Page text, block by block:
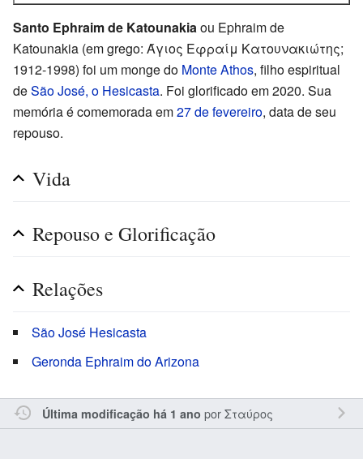
Santo Ephraim de Katounakiaou Ephraim de
Katounakia (em grego: Άγιος Εφραίμ Κατουνακιώτης;
1912-1998) foi um monge do Monte Athos, filho espiritual
deSão José, o Hesicasta. Foi glorificado em 2020. Sua
memória é comemorada em27 de fevereiro, data de seu
repouso.
Vida
Repouso e Glorificação
Relações
São José Hesicasta
Geronda Ephraim do Arizona
Última modificação há 1 ano porΣταύρος